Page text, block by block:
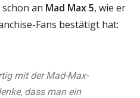
an Mad Max 5, wie er
Fans bestätigt hat:
mit der Mad-Max-
dass man ein